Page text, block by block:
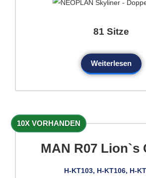
81 Sitze
Weiterlesen
10X VORHANDEN
MAN R07 Lion`s
H-KT103, H-KT106, H-